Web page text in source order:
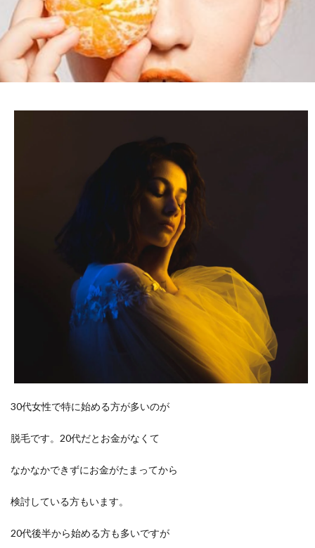
30代女性で特に始める方が多いのが
脱毛です。20代だとお金がなくて
なかなかできずにお金がたまってから
検討している方もいます。
20代後半から始める方も多いですが